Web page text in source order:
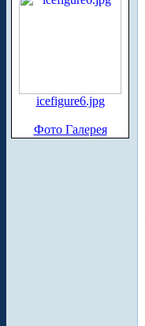
icefigure6.jpg
Фото Галерея